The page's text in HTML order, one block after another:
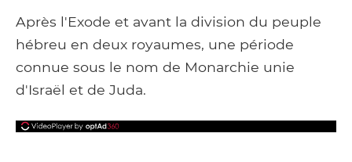
Facebook Google+Tumblr
Pocket
Après l'Exode et avant la division du peuple
hébreu en deux royaumes, une période
connue sous le nom de Monarchie unie
d'Israël et de Juda.